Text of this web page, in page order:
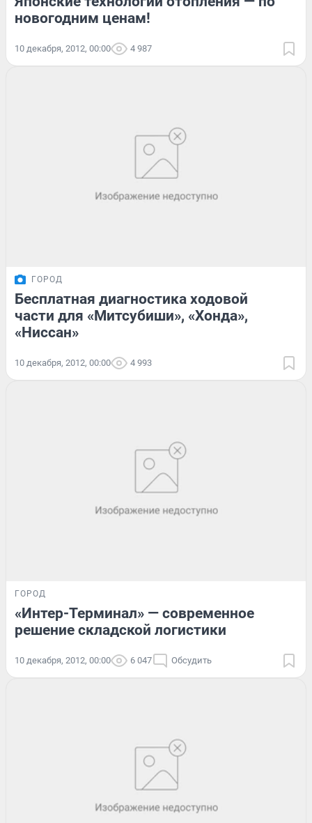
новогодним ценам!
10 декабря, 2012, 00:00 4 987
ГОРОД
Бесплатная диагностика ходовой
части для «Митсубиши», «Хонда»,
«Ниссан»
10 декабря, 2012, 00:00 4 993
ГОРОД
«Интер-Терминал» — современное
решение складской логистики
10 декабря, 2012, 00:00 6 047 Обсудить